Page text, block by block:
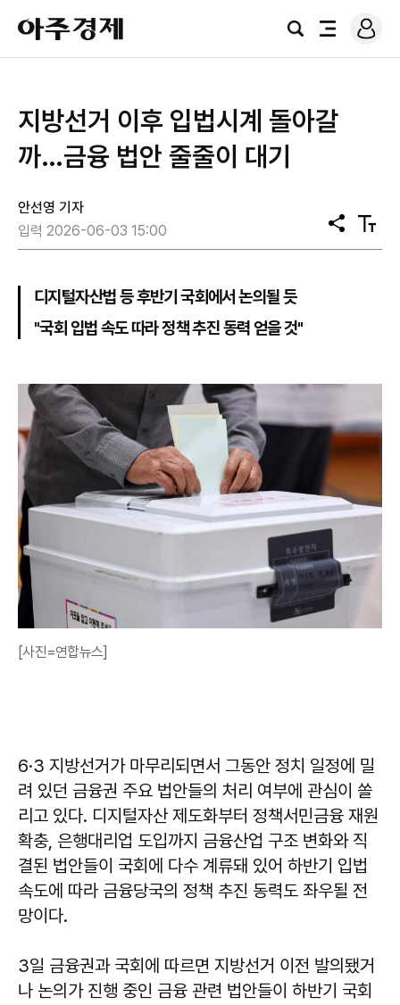
아
주
경
검
전
로
그
지방선거 이후 입법시계 돌아갈
까…금융 법안 줄줄이 대기
안선영 기자
입력 2026-06-03 15:00
공
유
텍
스
디지털자산법 등 후반기 국회에서 논의될 듯
"국회 입법 속도 따라 정책 추진 동력 얻을 것"
[사진=연합뉴스]
6·3 지방선거가 마무리되면서 그동안 정치 일정에 밀
려 있던 금융권 주요 법안들의 처리 여부에 관심이 쏠
리고 있다. 디지털자산 제도화부터 정책서민금융 재원
확충, 은행대리업 도입까지 금융산업 구조 변화와 직
결된 법안들이 국회에 다수 계류돼 있어 하반기 입법
속도에 따라 금융당국의 정책 추진 동력도 좌우될 전
망이다.
3일 금융권과 국회에 따르면 지방선거 이전 발의됐거
나 논의가 진행 중인 금융 관련 법안들이 하반기 국회